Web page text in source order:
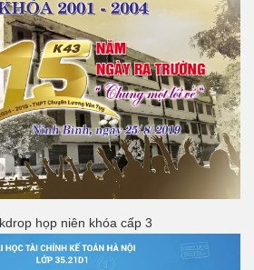
họp niên khóa cấp 3